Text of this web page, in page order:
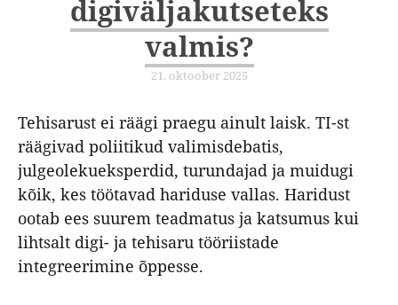
digiväljakutseteks
valmis?
21. oktoober 2025
Tehisarust ei räägi praegu ainult laisk. TI-st
räägivad poliitikud valimisdebatis,
julgeolekueksperdid, turundajad ja muidugi
kõik, kes töötavad hariduse vallas. Haridust
ootab ees suurem teadmatus ja katsumus kui
lihtsalt digi- ja tehisaru tööriistade
integreerimine õppesse.